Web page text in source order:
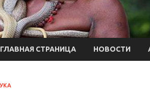
ГЛАВНАЯ СТРАНИЦА НОВОСТИ